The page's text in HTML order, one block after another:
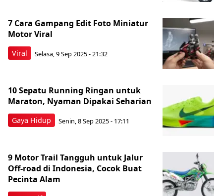
Viral
7 Cara Gampang Edit Foto Miniatur
Motor Viral
Selasa, 9 Sep 2025 - 21:32
Gaya Hidup
10 Sepatu Running Ringan untuk
Maraton, Nyaman Dipakai Seharian
Senin, 8 Sep 2025 - 17:11
9 Motor Trail Tangguh untuk Jalur
Off-road di Indonesia, Cocok Buat
Pecinta Alam